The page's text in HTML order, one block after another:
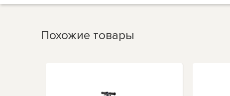
Похожие товары